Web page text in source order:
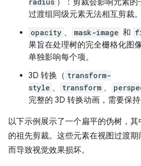
）：剪裁会影响元素
过渡组同级元素无法相互剪裁。
opacity 、 mask-image 和
果旨在处理树的完全栅格化图
单独影响每个项。
3D 转换（ transform-
style 、 transform 、
完整的 3D 转换动画，需要保持
以下示例展示了一个扁平的伪树，
的祖先剪裁。这些元素在视图过渡
而导致视觉效果损坏。